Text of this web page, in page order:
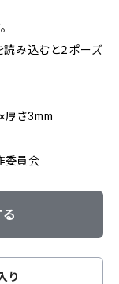
読み込むと２ポーズ
厚さ3mm
委員会
り